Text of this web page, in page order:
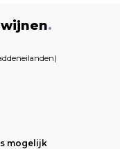
.
mogelijk